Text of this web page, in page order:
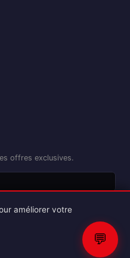
offres exclusives.
autorisation.
💬
améliorer votre